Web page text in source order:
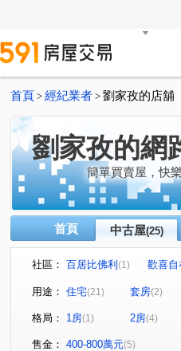
首頁 > 經紀業者 > 劉家孜的店舖
劉家孜的網
簡單買賣屋，快
首頁 中古屋(25)
社區： 百居比佛利 (1) 歡喜自
瑞聯天地F區 (1)
東山路一段
榮華街
福瑞街(1) 寶山六街
用途： 住宅(21) 套房(2)
格局： 1房(1) 2房(4)
售金： 400-800萬元(5)